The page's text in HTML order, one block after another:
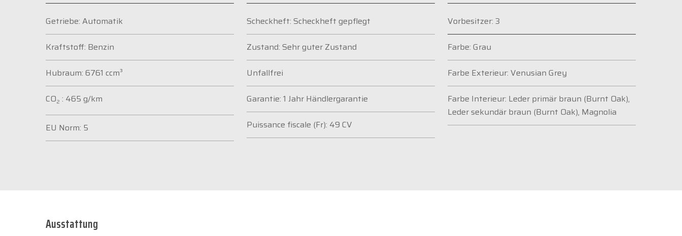
Getriebe: Automatik
Kraftstoff: Benzin
Hubraum: 6761 ccm³
CO2 : 465 g/km
EU Norm: 5
Scheckheft: Scheckheft gepflegt
Zustand: Sehr guter Zustand
Unfallfrei
Garantie: 1 Jahr Händlergarantie
Puissance fiscale (Fr): 49 CV
Vorbesitzer: 3
Farbe: Grau
Farbe Exterieur: Venusian Grey
Farbe Interieur: Leder primär braun (Burnt Oak),
Leder sekundär braun (Burnt Oak), Magnolia
Ausstattung